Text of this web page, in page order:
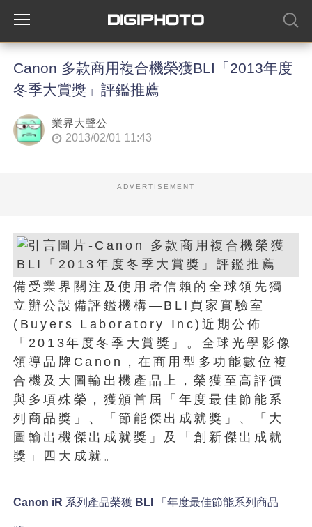
Canon 多款商用複合機榮獲BLI「2013年度
冬季大賞獎」評鑑推薦
業界大聲公
2013/02/01 11:43
ADVERTISEMENT
備受業界關注及使用者信賴的全球領先獨
立辦公設備評鑑機構—BLI買家實驗室
(Buyers Laboratory Inc)近期公佈
「2013年度冬季大賞獎」。全球光學影像
領導品牌Canon，在商用型多功能數位複
合機及大圖輸出機產品上，榮獲至高評價
與多項殊榮，獲頒首屆「年度最佳節能系
列商品獎」、「節能傑出成就獎」、「大
圖輸出機傑出成就獎」及「創新傑出成就
獎」四大成就。
Canon iR 系列產品榮獲 BLI 「年度最佳節能系列商品